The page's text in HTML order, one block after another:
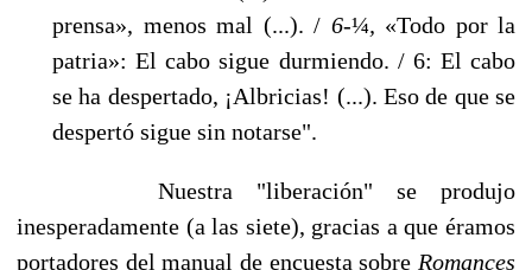
prensa», menos mal (...). / 6-¼, «Todo por la
patria»: El cabo sigue durmiendo. / 6: El cabo
se ha despertado, ¡Albricias! (...). Eso de que se
despertó sigue sin notarse".
Nuestra "liberación" se produjo
inesperadamente (a las siete), gracias a que éramos
portado­res del manual de encuesta sobre Romances